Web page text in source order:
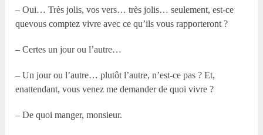
– Oui… Très jolis, vos vers… très jolis… seulement, est-ce
quevous comptez vivre avec ce qu’ils vous rapporteront ?
– Certes un jour ou l’autre…
– Un jour ou l’autre… plutôt l’autre, n’est-ce pas ? Et,
enattendant, vous venez me demander de quoi vivre ?
– De quoi manger, monsieur.